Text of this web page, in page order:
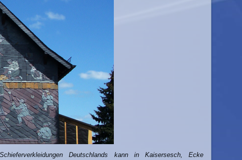
Deutschlands kann in Kaisersesch, Ecke